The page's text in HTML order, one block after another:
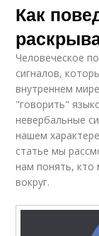
Как
Человеческое
сигналов,
внутреннем
"говорить"
невербальные
нашем
статье мы
нам понять, кто
вокруг.